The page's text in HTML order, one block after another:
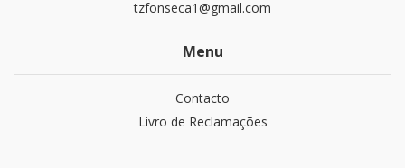
tzfonseca1@gmail.com
Menu
Contacto
Livro de Reclamações